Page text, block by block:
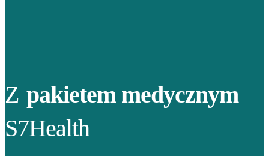
Z pakietem medycznym
S7Health